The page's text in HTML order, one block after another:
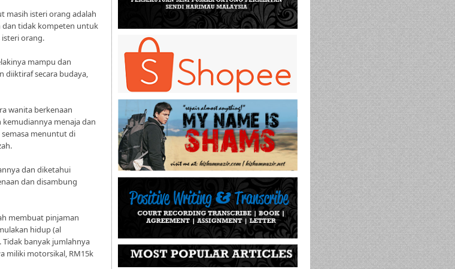
masih isteri orang adalah
dan tidak kompeten untuk
orang.
mampu dan
diiktiraf secara budaya,
wanita berkenaan
menaja dan
menuntut di
dan diketahui
dan disambung
membuat pinjaman
hidup (al
banyak jumlahnya
miliki motorsikal, RM15k